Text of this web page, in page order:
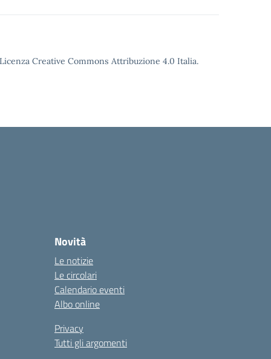
Creative Commons Attribuzione 4.0 Italia.
Novità
Le notizie
Le circolari
Calendario eventi
Albo online
Privacy
Tutti gli argomenti